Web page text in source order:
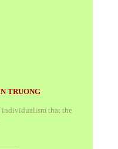
TRUONG
individualism that the